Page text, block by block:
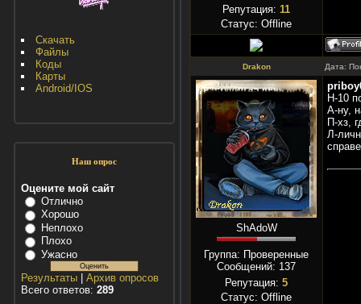
Скачать
Файлы
Коды
Карты
Android/IOS
Наш опрос
Оцените мой сайт
Отлично
Хорошо
Неплохо
Плохо
Ужасно
Результаты| Архив опросов
Всего ответов: 289
Репутация: 11
Статус: Offline
Drakon Дата:
ShAdoW
Группа: Проверенные
Сообщений: 137
Репутация: 5
Статус: Offline
Н-10
А-ну,
П-хз,
Л-